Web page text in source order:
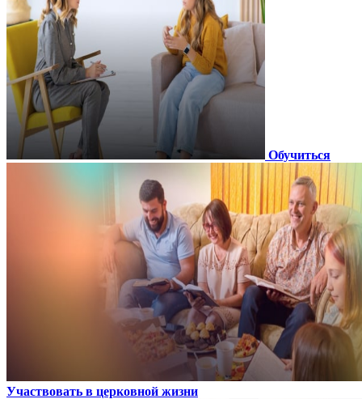
Обучиться
Участвовать в церковной жизни